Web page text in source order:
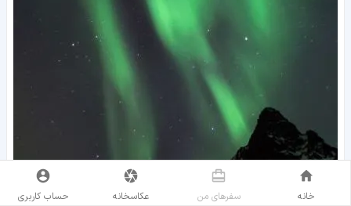
خانه سفر‌های من عکاسخانه حساب کاربری